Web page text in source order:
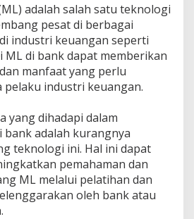
adalah salah satu teknologi
pesat di berbagai
industri keuangan seperti
ML di bank dapat memberikan
manfaat yang perlu
industri keuangan.
yang dihadapi dalam
bank adalah kurangnya
teknologi ini. Hal ini dapat
pemahaman dan
ML melalui pelatihan dan
oleh bank atau